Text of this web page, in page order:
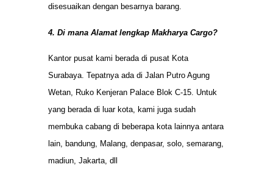
disesuaikan dengan besarnya barang.
4. Di mana Alamat lengkap Makharya Cargo?
Kantor pusat kami berada di pusat Kota
Surabaya. Tepatnya ada di Jalan Putro Agung
Wetan, Ruko Kenjeran Palace Blok C-15. Untuk
yang berada di luar kota, kami juga sudah
membuka cabang di beberapa kota lainnya antara
lain, bandung, Malang, denpasar, solo, semarang,
madiun, Jakarta, dll